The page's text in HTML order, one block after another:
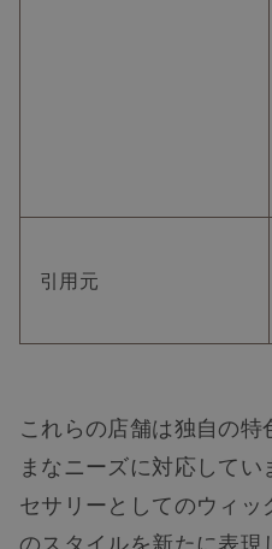
引用元
これらの店舗は独自の
まなニーズに対応して
セサリーとしてのウィ
のスタイルを新たに表